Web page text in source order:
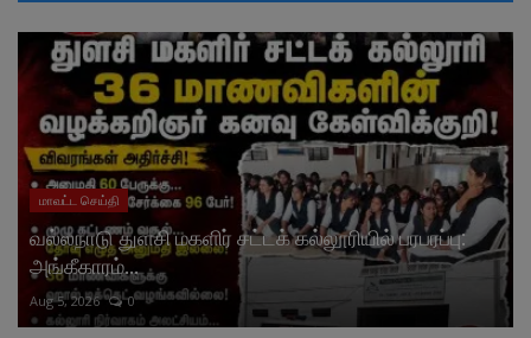
மாவட்ட செய்தி
வல்லநாடு துளசி மகளிர் சட்டக் கல்லூரியில் பரபரப்பு:
அங்கீகாரம்...
Aug 5, 2026 0